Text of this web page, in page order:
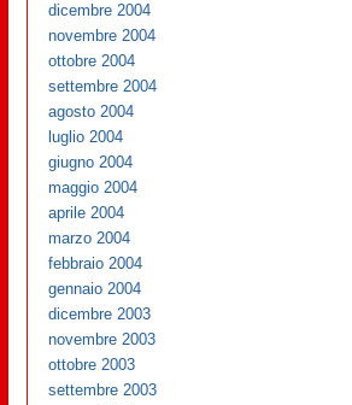
dicembre 2004
novembre 2004
ottobre 2004
settembre 2004
agosto 2004
luglio 2004
giugno 2004
maggio 2004
aprile 2004
marzo 2004
febbraio 2004
gennaio 2004
dicembre 2003
novembre 2003
ottobre 2003
settembre 2003